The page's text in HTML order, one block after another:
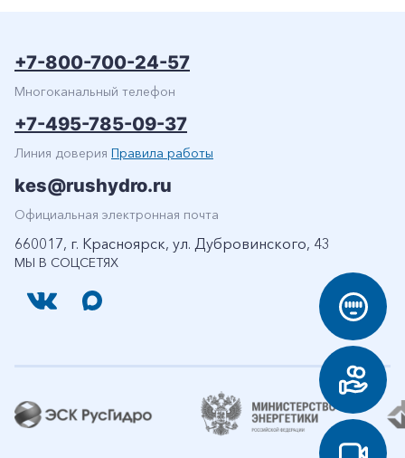
МЫ В СОЦСЕТЯХ
+7-800-700-24-57
Многоканальный телефон
+7-495-785-09-37
Линия доверия Правила работы
kes@rushydro.ru
Официальная электронная почта
660017, г. Красноярск, ул. Дубровинского, 43